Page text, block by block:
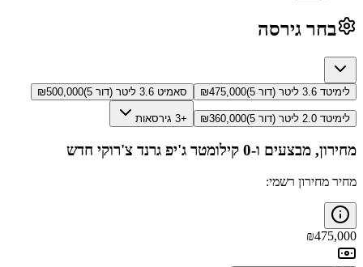
בחר גירסה
לימיטד 3.6 ליטר (דור 5) ₪475,000 סאמיט 3.6 ליטר (דור 5) ₪500,000
לימיטד 2.0 ליטר (דור 5) ₪360,000 +3 גירסאות
מחירון, מבצעים ו-0 קילומטר ג'יפ גרנד צ'רוקי חדש
מחיר מחירון רשמי:
₪475,000